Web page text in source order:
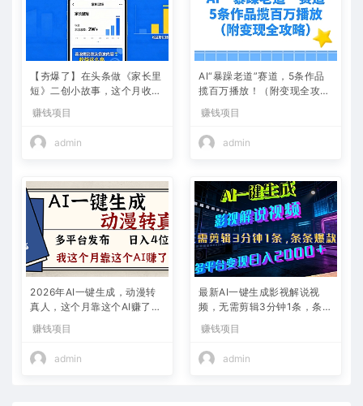
【夯爆了】在头条做《家长里
短》二创小故事，这个月收益
2w+
赚钱项目
admin
AI“暴躁老道”赛道，5条作品
揽百万播放！（附变现全攻
略）
赚钱项目
admin
2026年AI一键生成，动漫转
真人，这个月靠这个AI赚了2
赚钱项目
admin
最新AI一键生成影视解说视
频，无需剪辑3分钟1条，条条
+
赚钱项目
admin